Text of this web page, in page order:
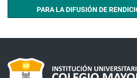
PARA LA DIFUSIÓN DE